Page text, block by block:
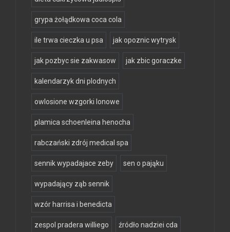
grypa żołądkowa coca cola
ile trwa cieczka u psa jak opoznic wytrysk
jak pozbyc sie zakwasow jak zbic goraczke
kalendarzyk dni plodnych
owlosione wzgorki lonowe
plamica schoenleina henocha
rabczański zdrój medical spa
sennik wypadajace zeby sen o pająku
wypadający ząb sennik
wzór harrisa i benedicta
zespol pradera williego źródło nadziei cda